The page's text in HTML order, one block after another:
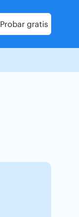
Probar gratis